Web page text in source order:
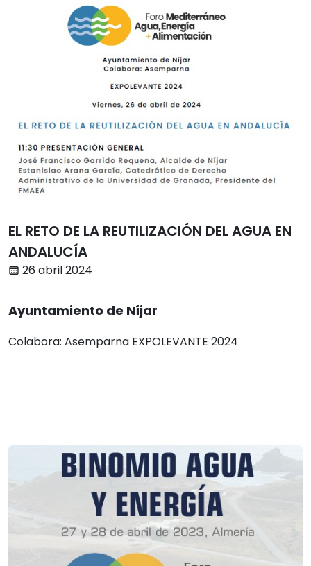
EL RETO DE LA REUTILIZACIÓN DEL AGUA EN
ANDALUCÍA
26 abril 2024
Ayuntamiento de Níjar
Colabora: Asemparna EXPOLEVANTE 2024